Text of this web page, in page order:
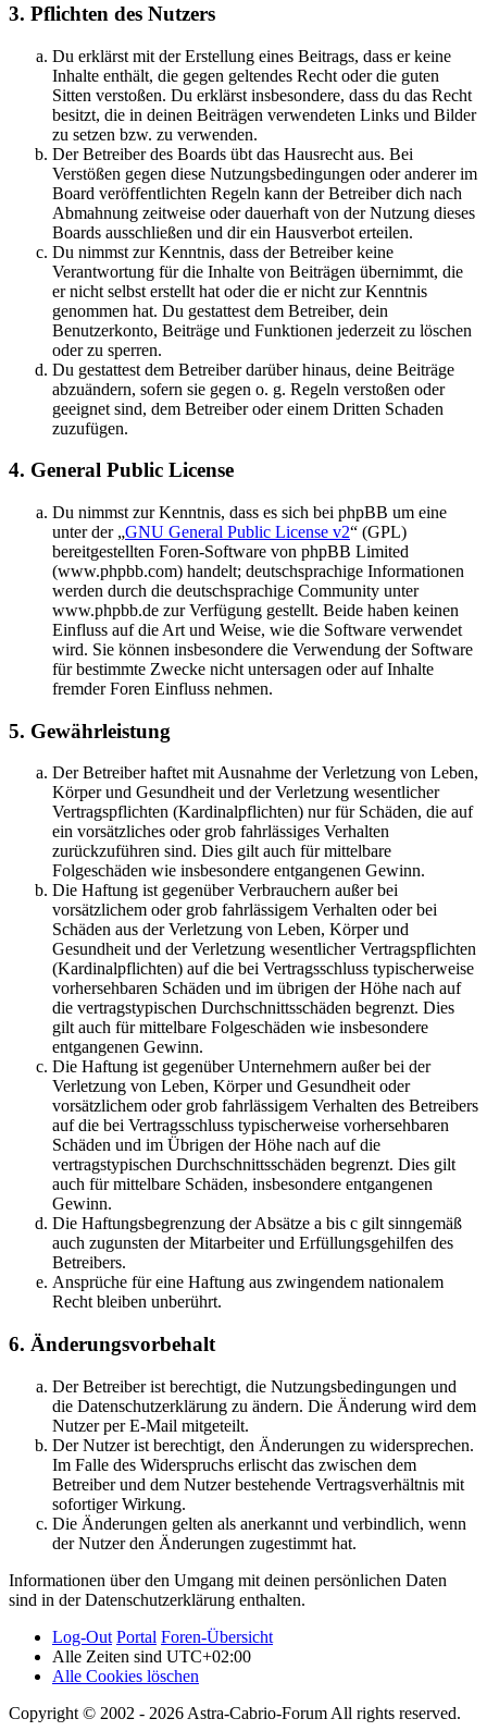
3. Pflichten des Nutzers
Du erklärst mit der Erstellung eines Beitrags, dass er keine
Inhalte enthält, die gegen geltendes Recht oder die guten
Sitten verstoßen. Du erklärst insbesondere, dass du das Recht
besitzt, die in deinen Beiträgen verwendeten Links und Bilder
zu setzen bzw. zu verwenden.
Der Betreiber des Boards übt das Hausrecht aus. Bei
Verstößen gegen diese Nutzungsbedingungen oder anderer im
Board veröffentlichten Regeln kann der Betreiber dich nach
Abmahnung zeitweise oder dauerhaft von der Nutzung dieses
Boards ausschließen und dir ein Hausverbot erteilen.
Du nimmst zur Kenntnis, dass der Betreiber keine
Verantwortung für die Inhalte von Beiträgen übernimmt, die
er nicht selbst erstellt hat oder die er nicht zur Kenntnis
genommen hat. Du gestattest dem Betreiber, dein
Benutzerkonto, Beiträge und Funktionen jederzeit zu löschen
oder zu sperren.
Du gestattest dem Betreiber darüber hinaus, deine Beiträge
abzuändern, sofern sie gegen o. g. Regeln verstoßen oder
geeignet sind, dem Betreiber oder einem Dritten Schaden
zuzufügen.
4. General Public License
Du nimmst zur Kenntnis, dass es sich bei phpBB um eine
unter der „GNU General Public License v2“ (GPL)
bereitgestellten Foren-Software von phpBB Limited
(www.phpbb.com) handelt; deutschsprachige Informationen
werden durch die deutschsprachige Community unter
www.phpbb.de zur Verfügung gestellt. Beide haben keinen
Einfluss auf die Art und Weise, wie die Software verwendet
wird. Sie können insbesondere die Verwendung der Software
für bestimmte Zwecke nicht untersagen oder auf Inhalte
fremder Foren Einfluss nehmen.
5. Gewährleistung
Der Betreiber haftet mit Ausnahme der Verletzung von Leben,
Körper und Gesundheit und der Verletzung wesentlicher
Vertragspflichten (Kardinalpflichten) nur für Schäden, die auf
ein vorsätzliches oder grob fahrlässiges Verhalten
zurückzuführen sind. Dies gilt auch für mittelbare
Folgeschäden wie insbesondere entgangenen Gewinn.
Die Haftung ist gegenüber Verbrauchern außer bei
vorsätzlichem oder grob fahrlässigem Verhalten oder bei
Schäden aus der Verletzung von Leben, Körper und
Gesundheit und der Verletzung wesentlicher Vertragspflichten
(Kardinalpflichten) auf die bei Vertragsschluss typischerweise
vorhersehbaren Schäden und im übrigen der Höhe nach auf
die vertragstypischen Durchschnittsschäden begrenzt. Dies
gilt auch für mittelbare Folgeschäden wie insbesondere
entgangenen Gewinn.
Die Haftung ist gegenüber Unternehmern außer bei der
Verletzung von Leben, Körper und Gesundheit oder
vorsätzlichem oder grob fahrlässigem Verhalten des Betreibers
auf die bei Vertragsschluss typischerweise vorhersehbaren
Schäden und im Übrigen der Höhe nach auf die
vertragstypischen Durchschnittsschäden begrenzt. Dies gilt
auch für mittelbare Schäden, insbesondere entgangenen
Gewinn.
Die Haftungsbegrenzung der Absätze a bis c gilt sinngemäß
auch zugunsten der Mitarbeiter und Erfüllungsgehilfen des
Betreibers.
Ansprüche für eine Haftung aus zwingendem nationalem
Recht bleiben unberührt.
6. Änderungsvorbehalt
Der Betreiber ist berechtigt, die Nutzungsbedingungen und
die Datenschutzerklärung zu ändern. Die Änderung wird dem
Nutzer per E-Mail mitgeteilt.
Der Nutzer ist berechtigt, den Änderungen zu widersprechen.
Im Falle des Widerspruchs erlischt das zwischen dem
Betreiber und dem Nutzer bestehende Vertragsverhältnis mit
sofortiger Wirkung.
Die Änderungen gelten als anerkannt und verbindlich, wenn
der Nutzer den Änderungen zugestimmt hat.
Informationen über den Umgang mit deinen persönlichen Daten
sind in der Datenschutzerklärung enthalten.
Log-Out Portal Foren-Übersicht
Alle Zeiten sind UTC+02:00
Alle Cookies löschen
Copyright © 2002 - 2026 Astra-Cabrio-Forum All rights reserved.